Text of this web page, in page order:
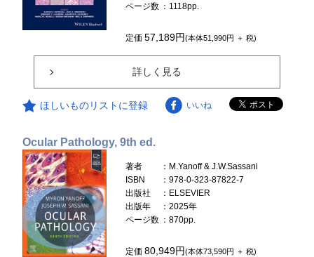
ページ数 ：1118pp.
定価57,189円(本体51,990円 ＋ 税)
詳しく見る
ほしいものリストに登録 いいね
Ocular Pathology, 9th ed.
著者
：M.Yanoff & J.W.Sassani
ISBN
：978-0-323-87822-7
出版社
：ELSEVIER
出版年
：2025年
ページ数 ：870pp.
定価80,949円(本体73,590円 ＋ 税)